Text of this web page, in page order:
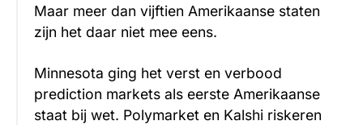
Maar meer dan vijftien Amerikaanse staten
zijn het daar niet mee eens.
Minnesota ging het verst en verbood
prediction markets als eerste Amerikaanse
staat bij wet. Polymarket en Kalshi riskeren